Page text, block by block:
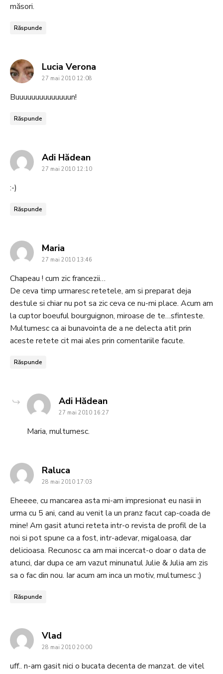
măsori.
Răspunde
Lucia Verona
27 mai 2010 12:08
Buuuuuuuuuuuuuun!
Răspunde
Adi Hădeansays:
27 mai 2010 12:10
:-)
Răspunde
Maria
27 mai 2010 13:46
Chapeau ! cum zic francezii…
De ceva timp urmaresc retetele, am si preparat deja
destule si chiar nu pot sa zic ceva ce nu-mi place. Acum am
la cuptor boeuful bourguignon, miroase de te…sfinteste.
Multumesc ca ai bunavointa de a ne delecta atit prin
aceste retete cit mai ales prin comentariile facute.
Răspunde
Adi Hădeansays:
27 mai 2010 16:27
Maria, multumesc.
Raluca
28 mai 2010 17:03
Eheeee, cu mancarea asta mi-am impresionat eu nasii in
urma cu 5 ani, cand au venit la un pranz facut cap-coada de
mine! Am gasit atunci reteta intr-o revista de profil de la
noi si pot spune ca a fost, intr-adevar, migaloasa, dar
delicioasa. Recunosc ca am mai incercat-o doar o data de
atunci, dar dupa ce am vazut minunatul Julie & Julia am zis
sa o fac din nou. Iar acum am inca un motiv, multumesc ;)
Răspunde
Vlad
28 mai 2010 20:00
uff.. n-am gasit nici o bucata decenta de manzat. de vitel